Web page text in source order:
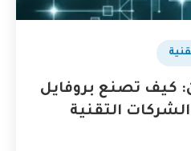
كيف تصنع بروفايل
التقنية